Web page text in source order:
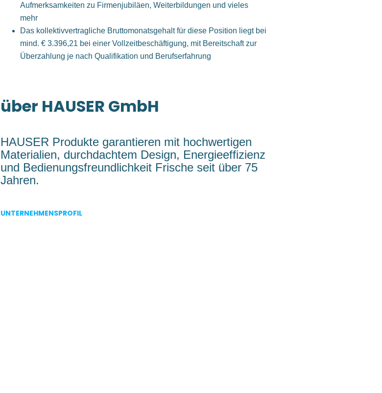
Aufmerksamkeiten zu Firmenjubiläen, Weiterbildungen und vieles
mehr
Das kollektivvertragliche Bruttomonatsgehalt für diese Position liegt bei
mind. € 3.396,21 bei einer Vollzeitbeschäftigung, mit Bereitschaft zur
Überzahlung je nach Qualifikation und Berufserfahrung
über HAUSER GmbH
HAUSER Produkte garantieren mit hochwertigen
Materialien, durchdachtem Design, Energieeffizienz
und Bedienungsfreundlichkeit Frische seit über 75
Jahren.
UNTERNEHMENSPROFIL